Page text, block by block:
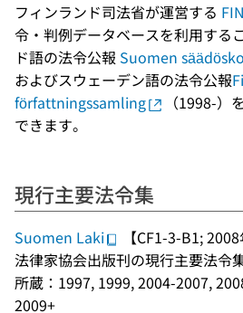
フィンランド司法省が運営する
令・判例データベースを利用する
ド語の法令公報 Suomen
およびスウェーデン語の法令公報
författningssamling
（1998-）
できます。
現行主要法令集
Suomen Laki
【CF1-3-B1;
法律家協会出版刊の現行主要法令
所蔵：1997, 1999, 2004-2007,
2009+